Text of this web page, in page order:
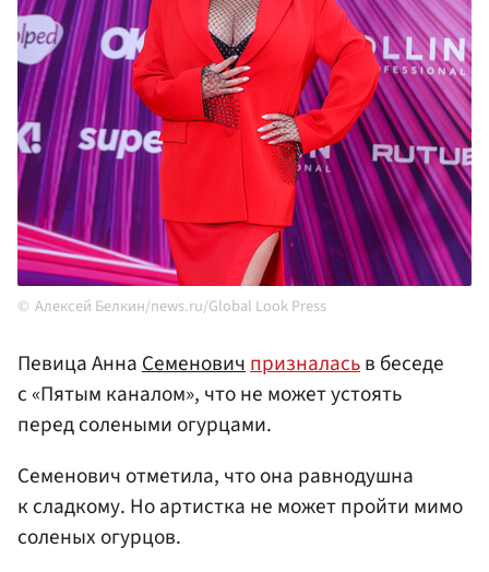
Алексей Белкин/news.ru/Global Look Press
Певица АннаСеменовичпризналасьв беседе
с «Пятым каналом», что не может устоять
перед солеными огурцами.
Семенович отметила, что она равнодушна
к сладкому. Но артистка не может пройти мимо
соленых огурцов.